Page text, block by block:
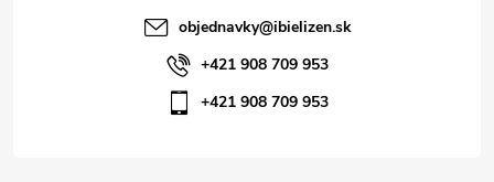
objednavky@ibielizen.sk
+421 908 709 953
+421 908 709 953